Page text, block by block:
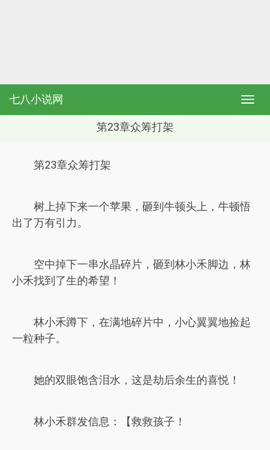
七八小说网
第23章众筹打架
第23章众筹打架
树上掉下来一个苹果，砸到牛顿头上，牛顿悟
出了万有引力。
空中掉下一串水晶碎片，砸到林小禾脚边，林
小禾找到了生的希望！
林小禾蹲下，在满地碎片中，小心翼翼地捡起
一粒种子。
她的双眼饱含泪水，这是劫后余生的喜悦！
林小禾群发信息：【救救孩子！